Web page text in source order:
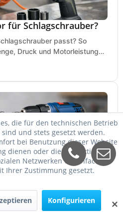
für Schlagschrauber?
passt? So
Druck und Motorleistung
Der Vergleich zeigt,
Ergonomie, Sortiment
✕
die für den technischen Betrieb
und stets gesetzt werden.
bei Benutzung dieser Website
dienen oder die Interaktion mit
Netzwerken vereinfachen
Ihrer Zustimmung gesetzt.
Konfigurieren